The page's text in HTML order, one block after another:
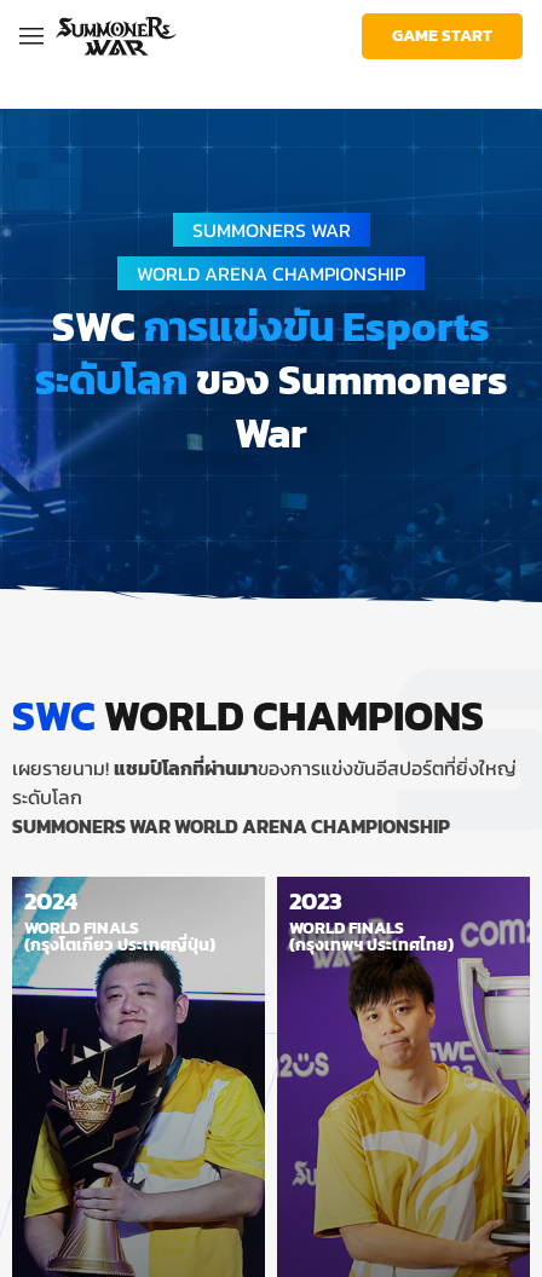
Sky
GAME START
SUMMONERS WAR
WORLD ARENA CHAMPIONSHIP
SWCการแข่งขัน Esports
ระดับโลกของ Summoners
War
SWCWORLD CHAMPIONS
เผยรายนาม!แชมป์โลกที่ผ่านมาของการแข่งขันอีสปอร์ตที่ยิ่งใหญ่
ระดับโลก
SUMMONERS WAR WORLD ARENA CHAMPIONSHIP
2024
WORLD FINALS
(กรุงโตเกียว ประเทศญี่ปุ่น)
2023
WORLD FINALS
(กรุงเทพฯ ประเทศไทย)